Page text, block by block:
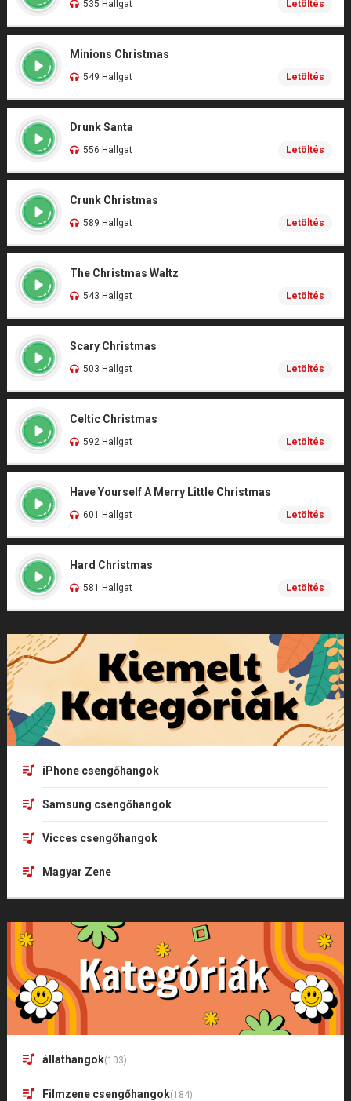
535 Hallgat Letöltés
Minions Christmas
549 Hallgat Letöltés
Drunk Santa
556 Hallgat Letöltés
Crunk Christmas
589 Hallgat Letöltés
The Christmas Waltz
543 Hallgat Letöltés
Scary Christmas
503 Hallgat Letöltés
Celtic Christmas
592 Hallgat Letöltés
Have Yourself A Merry Little Christmas
601 Hallgat Letöltés
Hard Christmas
581 Hallgat Letöltés
iPhone csengőhangok
Samsung csengőhangok
Vicces csengőhangok
Magyar Zene
állathangok(103)
Filmzene csengőhangok(184)